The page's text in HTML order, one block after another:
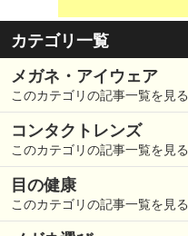
カテゴリ一覧
メガネ・アイウェア
このカテゴリの記事一覧を見る
コンタクトレンズ
このカテゴリの記事一覧を見る
目の健康
このカテゴリの記事一覧を見る